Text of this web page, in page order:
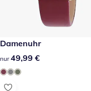
49,99 €
Damenuhr
49,99 €
nur 49,99 €